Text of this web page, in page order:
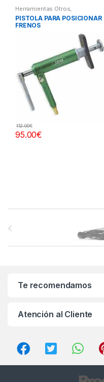
Herramientas Otros,
Herramientas Frenos y
Refrigeración
PISTOLA PARA POSICIONAR
FRENOS
95.00€
112.00€
a
Te recomendamos
Atención al Cliente